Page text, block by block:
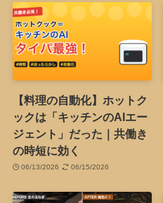
【料理の自動化】ホットク
ックは「キッチンのAIエー
ジェント」だった｜共働き
の時短に効く
06/13/2026 06/15/2026